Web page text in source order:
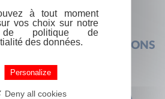
? FOIRE AUX QUESTIONS
à tout moment
vos choix sur notre
politique de
des données.
Personalize
Deny all cookies